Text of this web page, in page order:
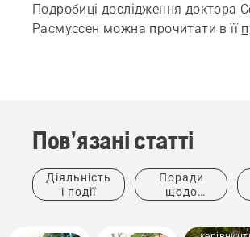
Подробиці дослідження доктора
Расмуссен можна прочитати в її
Пов’язані статті
Діяльність
і події
Поради
щодо
Інструкції